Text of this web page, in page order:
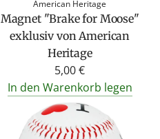
American Heritage
Magnet "Brake for Moose"
exklusiv von American
Heritage
5,00 €
In den Warenkorb legen